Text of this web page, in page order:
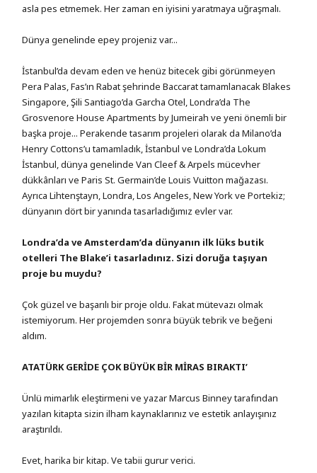
asla pes etmemek. Her zaman en iyisini yaratmaya uğraşmalı.
Dünya genelinde epey projeniz var...
İstanbul’da devam eden ve henüz bitecek gibi görünmeyen
Pera Palas, Fas’ın Rabat şehrinde Baccarat tamamlanacak Blakes
Singapore, Şili Santiago’da Garcha Otel, Londra’da The
Grosvenore House Apartments by Jumeirah ve yeni önemli bir
başka proje... Perakende tasarım projeleri olarak da Milano’da
Henry Cottons’u tamamladık, İstanbul ve Londra’da Lokum
İstanbul, dünya genelinde Van Cleef & Arpels mücevher
dükkânları ve Paris St. Germain’de Louis Vuitton mağazası.
Ayrıca Lihtenştayn, Londra, Los Angeles, New York ve Portekiz;
dünyanın dört bir yanında tasarladığımız evler var.
Londra’da ve Amsterdam’da dünyanın ilk lüks butik
otelleri The Blake’i tasarladınız. Sizi doruğa taşıyan
proje bu muydu?
Çok güzel ve başarılı bir proje oldu. Fakat mütevazı olmak
istemiyorum. Her projemden sonra büyük tebrik ve beğeni
aldım.
ATATÜRK GERİDE ÇOK BÜYÜK BİR MİRAS BIRAKTI’
Ünlü mimarlık eleştirmeni ve yazar Marcus Binney tarafından
yazılan kitapta sizin ilham kaynaklarınız ve estetik anlayışınız
araştırıldı.
Evet, harika bir kitap. Ve tabii gurur verici.